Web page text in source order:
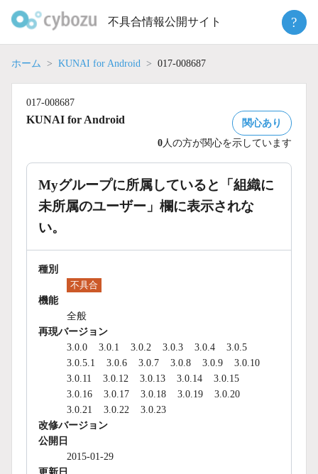
不具合情報公開サイト ?
ホーム KUNAI for Android 017-008687
017-008687
KUNAI for Android
関心あり
0 人の方が関心を示しています
Myグループに所属していると「組織に
未所属のユーザー」欄に表示されな
い。
種別
不具合
機能
全般
再現バージョン
3.0.0
3.0.1 3.0.2 3.0.3 3.0.4
3.0.5
3.0.5.1
3.0.6 3.0.7 3.0.8 3.0.9
3.0.10
3.0.11
3.0.12 3.0.13 3.0.14
3.0.15
3.0.16
3.0.17 3.0.18 3.0.19
3.0.20
3.0.21
3.0.22
3.0.23
改修バージョン
公開日
2015-01-29